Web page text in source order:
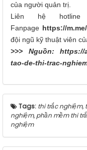
của người quản trị.
Liên hệ
Fanpage https://
đội ngũ kỹ thuật viên
>>> Nguồn: https://
tao-de-thi-trac-
Tags: thi trắc nghiệm,
nghiệm, phần mềm thi
nghiệm